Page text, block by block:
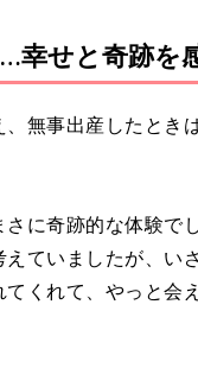
幸せと奇跡を
無事出産したとき
に奇跡的な体験で
ていましたが、
くれて、やっと会